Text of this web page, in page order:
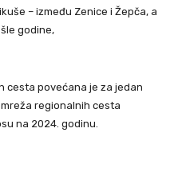
– između Zenice i Žepča, a
godine,
cesta povećana je za jedan
regionalnih cesta
na 2024. godinu.